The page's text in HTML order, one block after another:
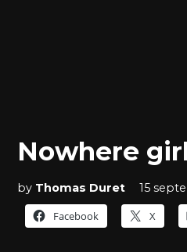
Nowhere
by Thomas Duret
15
Facebook
X